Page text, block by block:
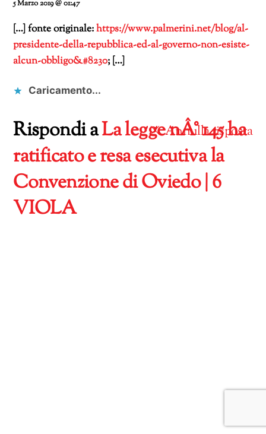
5 Marzo 2019 @ 01:47
[…] fonte originale:https://www.palmerini.net/blog/al-
presidente-della-repubblica-ed-al-governo-non-esiste-
alcun-obbligo&#8230; […]
Caricamento...
Rispondi aLa legge nÂ° 145 ha
ratificato e resa esecutiva la
Convenzione di Oviedo | 6
VIOLA
Annulla risposta